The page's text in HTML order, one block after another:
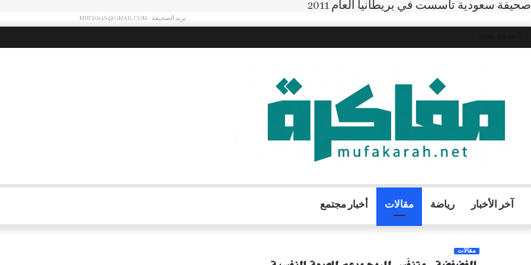
صحيفة سعودية تأسست في بريطانيا العام 2011
بريد الصحيفة - MUF2014S@GMAIL.COM
آخر الأخبار رياضة مقالات أخبار مجتمع
مقالات